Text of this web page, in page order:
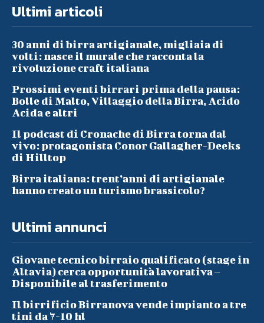
Ultimi articoli
30 anni di birra artigianale, migliaia di
volti: nasce il murale che racconta la
rivoluzione craft italiana
Prossimi eventi birrari prima della pausa:
Bolle di Malto, Villaggio della Birra, Acido
Acida e altri
Il podcast di Cronache di Birra torna dal
vivo: protagonista Conor Gallagher-Deeks
di Hilltop
Birra italiana: trent’anni di artigianale
hanno creato un turismo brassicolo?
Ultimi annunci
Giovane tecnico birraio qualificato (stage in
Altavia) cerca opportunità lavorativa –
Disponibile al trasferimento
Il birrificio Birranova vende impianto a tre
tini da 7-10 hl